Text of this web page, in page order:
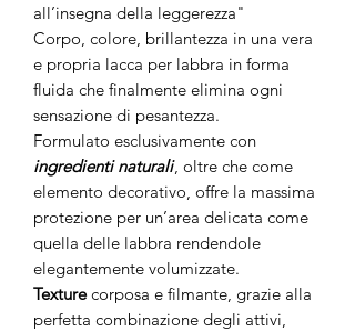
all’insegna della leggerezza"
Corpo, colore, brillantezza in una vera
e propria lacca per labbra in forma
fluida che finalmente elimina ogni
sensazione di pesantezza.
Formulato esclusivamente con
ingredienti naturali, oltre che come
elemento decorativo, offre la massima
protezione per un’area delicata come
quella delle labbra rendendole
elegantemente volumizzate.
Texturecorposa e filmante, grazie alla
perfetta combinazione degli attivi,